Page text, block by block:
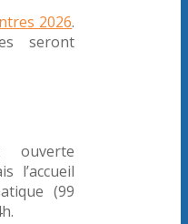
2026.
seront
ouverte
l’accueil
(99